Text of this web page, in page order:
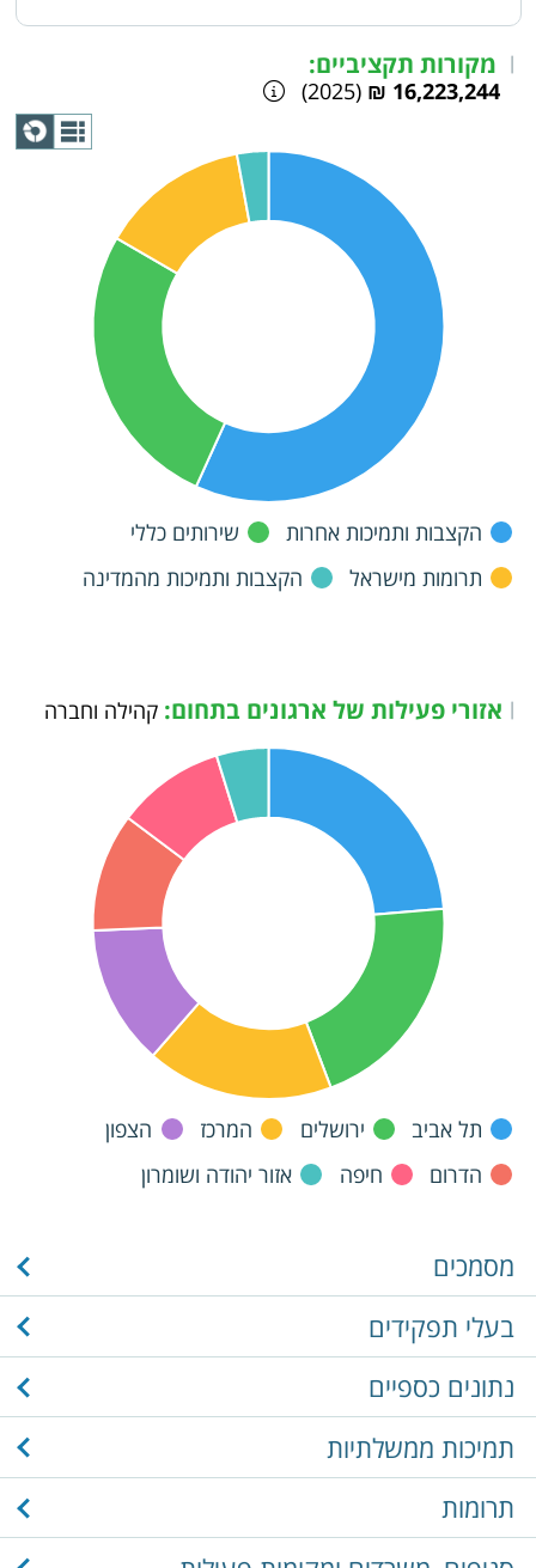
| מקורות תקציביים:
16,223,244 ₪
(2025)
הקצבות ותמיכות אחרות
שירותים כללי
תרומות מישראל
הקצבות ותמיכות מהמדינה
| אזורי פעילות של ארגונים בתחום:קהילה וחברה
תל אביב ירושלים המרכז
הצפון
הדרום
חיפה אזור יהודה ושומרון
מסמכים
בעלי תפקידים
נתונים כספיים
תמיכות ממשלתיות
תרומות